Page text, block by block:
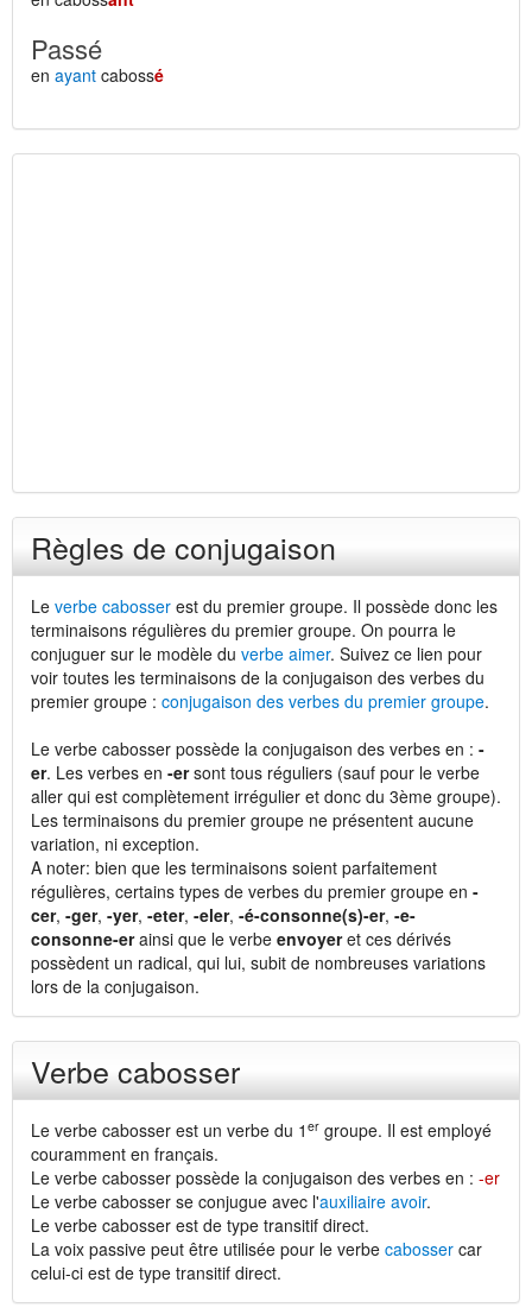
Passé
en ayant cabossé
Règles de conjugaison
Le verbe cabosser est du premier groupe. Il possède donc les
terminaisons régulières du premier groupe. On pourra le
conjuguer sur le modèle du verbe aimer. Suivez ce lien pour
voir toutes les terminaisons de la conjugaison des verbes du
premier groupe : conjugaison des verbes du premier groupe.
Le verbe cabosser possède la conjugaison des verbes en : -
er. Les verbes en -ersont tous réguliers (sauf pour le verbe
aller qui est complètement irrégulier et donc du 3ème groupe).
Les terminaisons du premier groupe ne présentent aucune
variation, ni exception.
A noter: bien que les terminaisons soient parfaitement
régulières, certains types de verbes du premier groupe en -
cer, -ger, -yer, -eter, -eler, -é-consonne(s)-er, -e-
consonne-erainsi que le verbe envoyeret ces dérivés
possèdent un radical, qui lui, subit de nombreuses variations
lors de la conjugaison.
Verbe cabosser
Le verbe cabosser est un verbe du 1 er groupe. Il est employé
couramment en français.
Le verbe cabosser possède la conjugaison des verbes en : -er
Le verbe cabosser se conjugue avec l'auxiliaire avoir.
Le verbe cabosser est de type transitif direct.
La voix passive peut être utilisée pour le verbe cabosser car
celui-ci est de type transitif direct.